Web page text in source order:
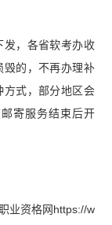
发，各省软考办收
毁的，不再办理补
方式，部分地区会
寄服务结束后开
业资格网https://w